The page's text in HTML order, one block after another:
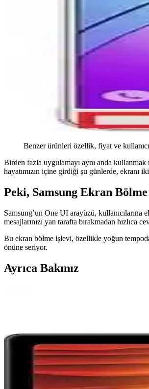
Benzer ürünleri özellik, fiyat ve
Birden fazla uygulamayı aynı anda
hayatımızın içine girdiği şu günlerde, ekranı
Peki, Samsung Ekran
Samsung’un One UI arayüzü,
mesajlarınızı yan tarafta bırakmadan hızlıca
Bu ekran bölme işlevi, özellikle yoğun
önüne seriyor.
Ayrıca Bakınız
Samsung Galaxy Android
Samsung Galaxy cihazlarda Android
Samsung Galaxy S26 Ultra'nın